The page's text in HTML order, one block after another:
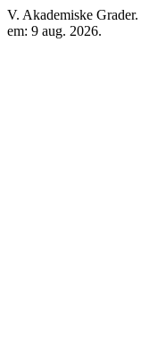
V. Akademiske Grader.
em: 9 aug. 2026.